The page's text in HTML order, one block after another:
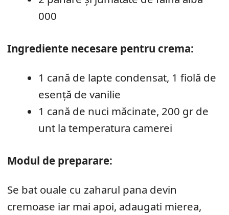
000
Ingrediente necesare pentru crema:
1 cană de lapte condensat, 1 fiolă de
esență de vanilie
1 cană de nuci măcinate, 200 gr de
unt la temperatura camerei
Modul de preparare:
Se bat ouale cu zaharul pana devin
cremoase iar mai apoi, adaugati mierea,